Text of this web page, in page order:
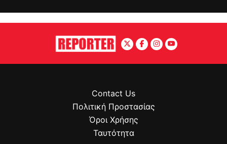
Contact Us
Πολιτική Προστασίας
Όροι Χρήσης
Ταυτότητα